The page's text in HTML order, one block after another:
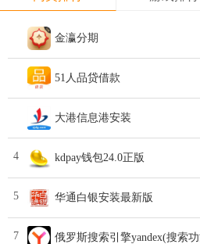
金瀛分期
51人品贷借款
大港信息港安装
4 kdpay钱包24.0正版
5 华通白银安装最新版
7